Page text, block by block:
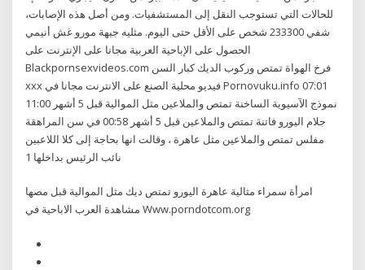
للحالات التي تستوجب النقل إلى المستشفيات. ومن أصل هذه الإصابات،
شفي 233300 شخص على الأقل حتى اليوم. مثليه جبهة مورو غش أنيمي
الحصول على الإباحية العربية مجانا على الإنترنت على
Blackpornsexvideos.com فرخ الهواة تمتص وركوب الديك كبار السن
xxx فيديو محلية الصنع على الانترنت مجانا في Pornovuku.info 07:01
نموذج الآسيوية الساخنة تمتص والملاعين مثل الموالية قبل 5 أشهر 11:00
جلام اليورو فاتنة تمتص والملاعين قبل 5 أشهر 00:58 في سن المراهقة
مفلس تمتص والملاعين مثل عاهرة ، وقالت انها بحاجة إلى كلا اللاعبين
نائب الرئيس بداخلها 1
امرأة سمراء مثالية عاهرة اليورو تمتص ديك مثل الموالية قبل مصها
مشاهدة العرب الاباحية في Www.porndotcom.org